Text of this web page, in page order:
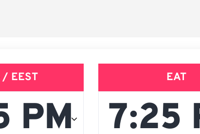
/ EEST EAT